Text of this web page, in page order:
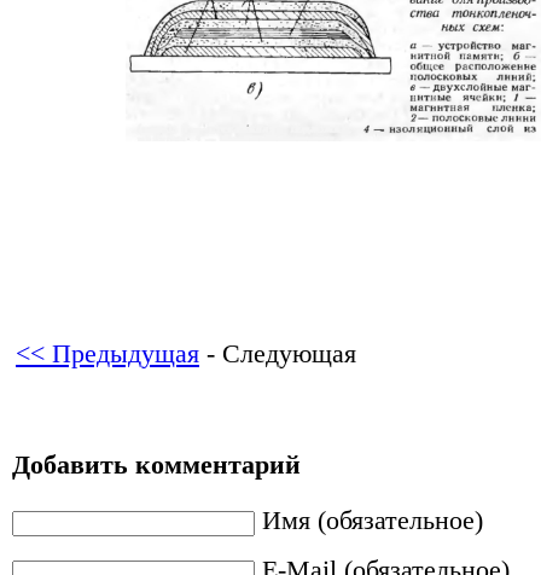
<< Предыдущая - Следующая
Добавить комментарий
Имя (обязательное)